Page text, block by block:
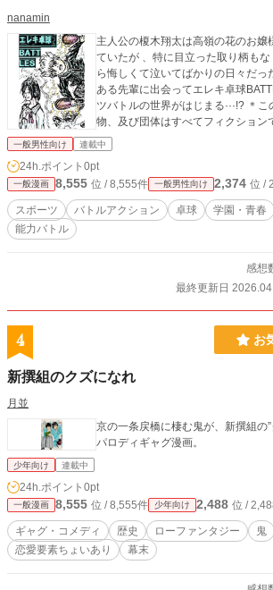
nanamin
主人公の榎木翔太は高嶺の花のお嬢
ていたが 、特に目立った取り柄も
ら悔しくて泣いてばかりの日々だった。 そんな中であ
ある先輩に出会ってエレキ卓球
ツバトルの世界がはじまる···!? ＊この作品の内容、登場人
物、及び団体はすべてフィクション
一般男性向け 連載中
24h.ポイント 0pt
一般漫画 8,555 位 / 8,555件 一般男性向け 2,374 位 /
スポーツ バトルアクション 卓球 学園・青春
能力バトル
感想
最終更新日
4 お
新撰組のクズになれ
月並
京の一条戻橋に棲む鬼が、新撰組
パロディギャグ漫画。
少年向け 連載中
24h.ポイント 0pt
一般漫画 8,555 位 / 8,555件 少年向け 2,488 位 /
ギャグ・コメディ 歴史 ローファンタジー 鬼
恋愛要素ちょいあり
幕末